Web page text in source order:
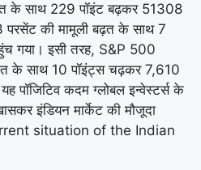
के साथ 229 पॉइंट बढ़कर 51308
की मामूली बढ़त के साथ 7
गया। इसी तरह, S&P 500
के साथ 10 पॉइंट्स चढ़कर 7,610
पॉजिटिव कदम ग्लोबल इन्वेस्टर्स के
इंडियन मार्केट की मौजूदा
situation of the Indian